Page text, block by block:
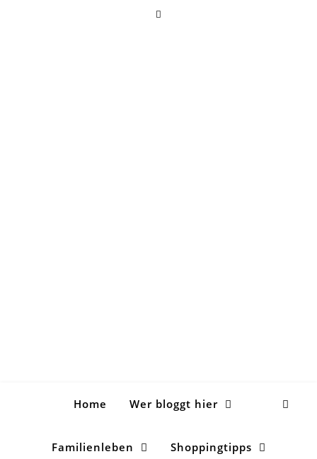
Home Wer bloggt hier
Familienleben Shoppingtipps